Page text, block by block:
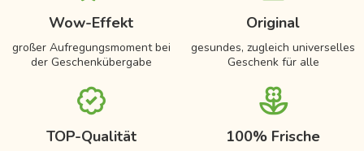
Wow-Effekt
großer Aufregungsmoment bei
der Geschenkübergabe
Original
gesundes, zugleich universelles
Geschenk für alle
TOP-Qualität 100% Frische